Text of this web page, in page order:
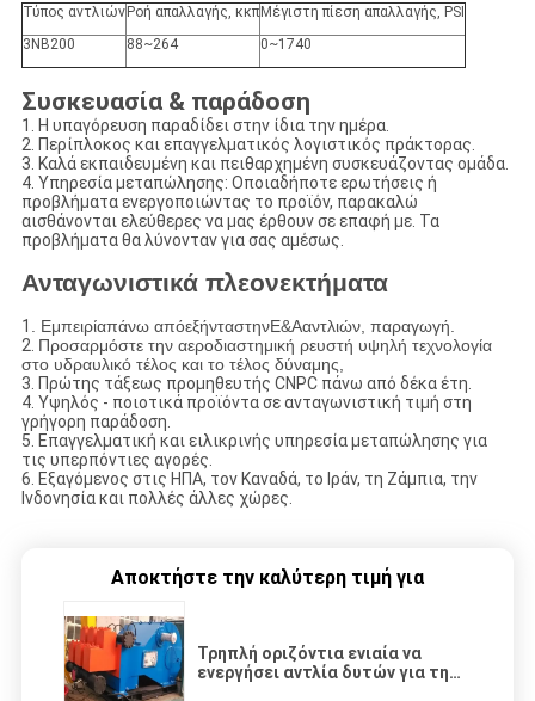
Τύπος αντλιών Ροή απαλλαγής, κκπ Μέγιστη πίεση απαλλαγής, PSI
3NB200
88~264 0~1740
Συσκευασία & παράδοση
1. Η υπαγόρευση παραδίδει στην ίδια την ημέρα.
2. Περίπλοκος και επαγγελματικός λογιστικός πράκτορας.
3. Καλά εκπαιδευμένη και πειθαρχημένη συσκευάζοντας ομάδα.
4. Υπηρεσία μεταπώλησης: Οποιαδήποτε ερωτήσεις ή
προβλήματα ενεργοποιώντας το προϊόν, παρακαλώ
αισθάνονται ελεύθερες να μας έρθουν σε επαφή με. Τα
προβλήματα θα λύνονταν για σας αμέσως.
Ανταγωνιστικά πλεονεκτήματα
1 . Εμπειρίαπάνω απόεξήνταστηνΕ&Ααντλιών, παραγωγή.
2. Προσαρμόστε την αεροδιαστημική ρευστή υψηλή τεχνολογία
στο υδραυλικό τέλος και το τέλος δύναμης,
3. Πρώτης τάξεως προμηθευτής CNPC πάνω από δέκα έτη.
4. Υψηλός - ποιοτικά προϊόντα σε ανταγωνιστική τιμή στη
γρήγορη παράδοση.
5. Επαγγελματική και ειλικρινής υπηρεσία μεταπώλησης για
τις υπερπόντιες αγορές.
6. Εξαγόμενος στις ΗΠΑ, τον Καναδά, το Ιράν, τη Ζάμπια, την
Ινδονησία και πολλές άλλες χώρες.
Αποκτήστε την καλύτερη τιμή για
Τρηπλή οριζόντια ενιαία να
ενεργήσει αντλία δυτών για τη